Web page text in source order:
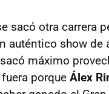
sacó otra carrera
auténtico show
sacó máximo
porque Álex